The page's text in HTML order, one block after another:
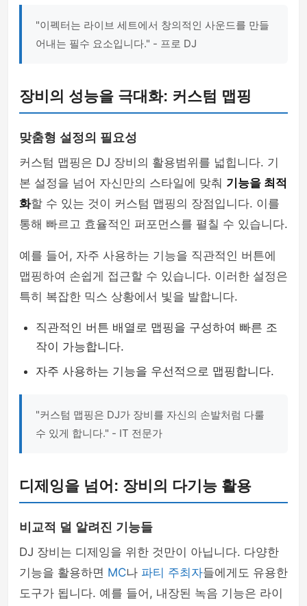
"이펙터는 라이브 세트에서 창의적인 사운드를 만들
어내는 필수 요소입니다." - 프로 DJ
장비의 성능을 극대화: 커스텀 맵핑
맞춤형 설정의 필요성
커스텀 맵핑은 DJ 장비의 활용범위를 넓힙니다. 기
본 설정을 넘어 자신만의 스타일에 맞춰 기능을 최적
화할 수 있는 것이 커스텀 맵핑의 장점입니다. 이를
통해 빠르고 효율적인 퍼포먼스를 펼칠 수 있습니다.
예를 들어, 자주 사용하는 기능을 직관적인 버튼에
맵핑하여 손쉽게 접근할 수 있습니다. 이러한 설정은
특히 복잡한 믹스 상황에서 빛을 발합니다.
직관적인 버튼 배열로 맵핑을 구성하여 빠른 조
작이 가능합니다.
자주 사용하는 기능을 우선적으로 맵핑합니다.
"커스텀 맵핑은 DJ가 장비를 자신의 손발처럼 다룰
수 있게 합니다." - IT 전문가
디제잉을 넘어: 장비의 다기능 활용
비교적 덜 알려진 기능들
DJ 장비는 디제잉을 위한 것만이 아닙니다. 다양한
기능을 활용하면 MC나 파티 주최자들에게도 유용한
도구가 됩니다. 예를 들어, 내장된 녹음 기능은 라이